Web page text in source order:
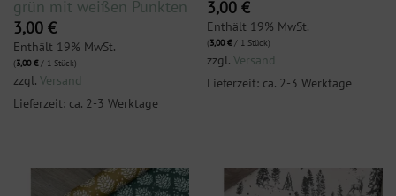
grün mit weißen Punkten
3,00 €
Enthält 19% MwSt.
(3,00€/ 1 Stück)
zzgl. Versand
Lieferzeit: ca. 2-3 Werktage
3,00 €
Enthält 19% MwSt.
(3,00€/ 1 Stück)
zzgl. Versand
Lieferzeit: ca. 2-3 Werktage